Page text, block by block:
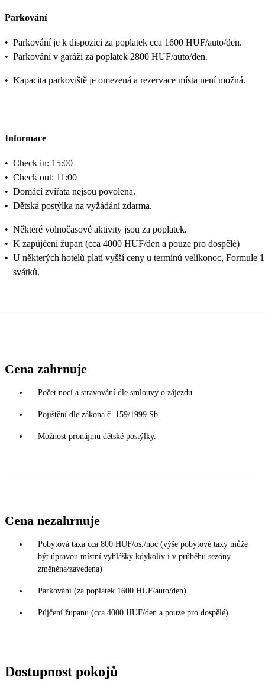
Parkování
• Parkování je k dispozici za poplatek cca 1600 HUF/auto/den.
• Parkování v garáži za poplatek 2800 HUF/auto/den.
• Kapacita parkoviště je omezená a rezervace místa není možná.
Informace
• Check in: 15:00
• Check out: 11:00
• Domácí zvířata nejsou povolena.
• Dětská postýlka na vyžádání zdarma.
• Některé volnočasové aktivity jsou za poplatek.
• K zapůjčení župan (cca 4000 HUF/den a pouze pro dospělé)
• U některých hotelů platí vyšší ceny u termínů velikonoc, Formule
svátků.
Cena zahrnuje
Počet nocí a stravování dle smlouvy o zájezdu
Pojištění dle zákona č. 159/1999 Sb.
Možnost pronájmu dětské postýlky.
Cena nezahrnuje
Pobytová taxa cca 800 HUF/os./noc (výše pobytové taxy může
být úpravou místní vyhlášky kdykoliv i v průběhu sezóny
změněna/zavedena)
Parkování (za poplatek 1600 HUF/auto/den).
Půjčení županu (cca 4000 HUF/den a pouze pro dospělé)
Dostupnost pokojů